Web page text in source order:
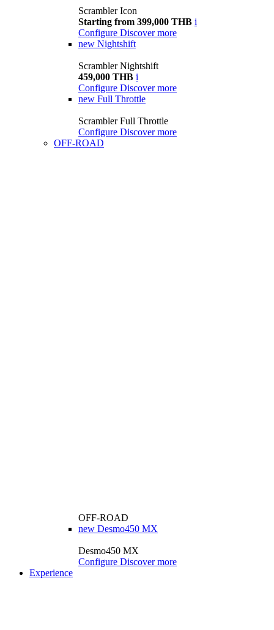
Scrambler Icon
Starting from 399,000 THB i
Configure Discover more
new Nightshift
Scrambler Nightshift
459,000 THB i
Configure Discover more
new Full Throttle
Scrambler Full Throttle
Configure Discover more
OFF-ROAD
OFF-ROAD
new Desmo450 MX
Desmo450 MX
Configure Discover more
Experience